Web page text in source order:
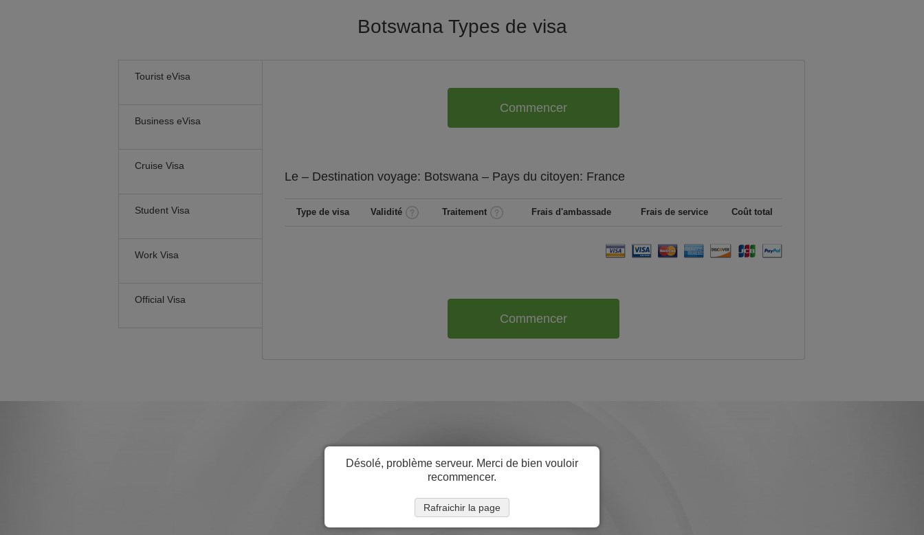
Botswana Types de visa
Tourist eVisa
Business eVisa
Cruise Visa
Student Visa
Work Visa
Official Visa
Commencer
Le – Destination voyage: Botswana – Pays du citoyen: France
Type de visa Validité Traitement Frais d'ambassade Frais de service Coût total
Commencer
Désolé, problème serveur. Merci de bien vouloir
recommencer.
Rafraichir la page